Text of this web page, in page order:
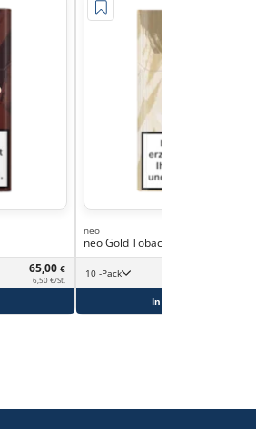
65,00 €
6,50 €/St.
neo
neo Gold Tobacco
10 -Pack
In den Warenkorb